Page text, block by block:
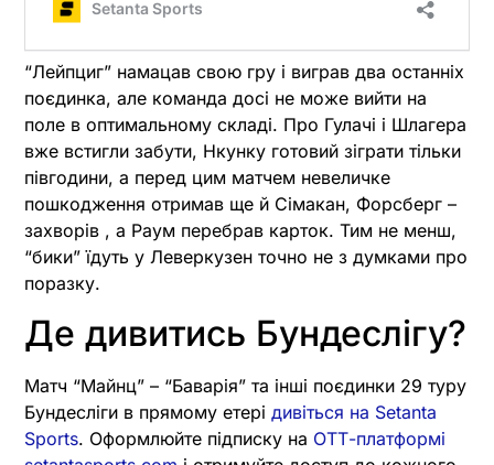
“Лейпциг” намацав свою гру і виграв два останніх
поєдинка, але команда досі не може вийти на
поле в оптимальному складі. Про Гулачі і Шлагера
вже встигли забути, Нкунку готовий зіграти тільки
півгодини, а перед цим матчем невеличке
пошкодження отримав ще й Сімакан, Форсберг –
захворів , а Раум перебрав карток. Тим не менш,
“бики” їдуть у Леверкузен точно не з думками про
поразку.
Де дивитись Бундеслігу?
Матч “Майнц” – “Баварія” та інші поєдинки 29 туру
Бундесліги в прямому етері дивіться на Setanta
Sports. Оформлюйте підписку на ОТТ-платформі